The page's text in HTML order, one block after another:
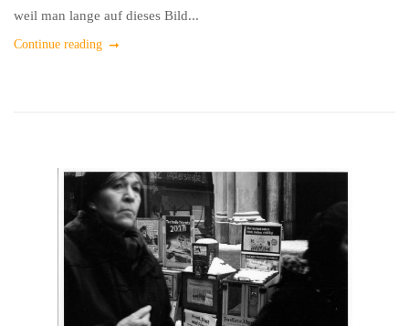
weil man lange auf dieses Bild...
Continue reading